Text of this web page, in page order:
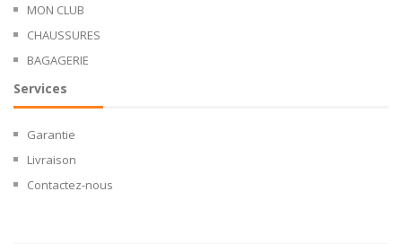
MON CLUB
CHAUSSURES
BAGAGERIE
Services
Garantie
Livraison
Contactez-nous